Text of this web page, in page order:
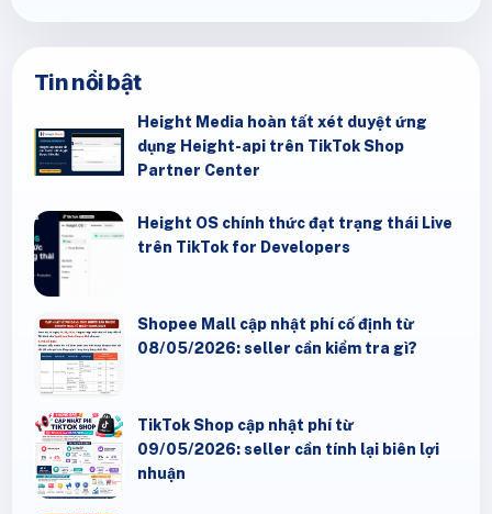
Tin nổi bật
Height Media hoàn tất xét duyệt ứng
dụng Height-api trên TikTok Shop
Partner Center
Height OS chính thức đạt trạng thái Live
trên TikTok for Developers
Shopee Mall cập nhật phí cố định từ
08/05/2026: seller cần kiểm tra gì?
TikTok Shop cập nhật phí từ
09/05/2026: seller cần tính lại biên lợi
nhuận